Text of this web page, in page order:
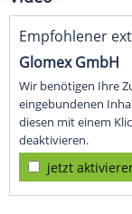
Empfohlener
Glomex GmbH
Wir benötigen Ihre
eingebundenen
diesen mit einem
deaktivieren.
jetzt